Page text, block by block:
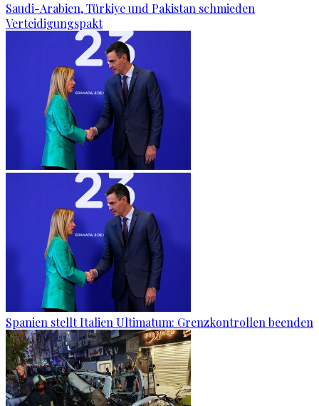
Saudi-Arabien, Türkiye und Pakistan schmieden
Verteidigungspakt
Spanien stellt Italien Ultimatum: Grenzkontrollen beenden